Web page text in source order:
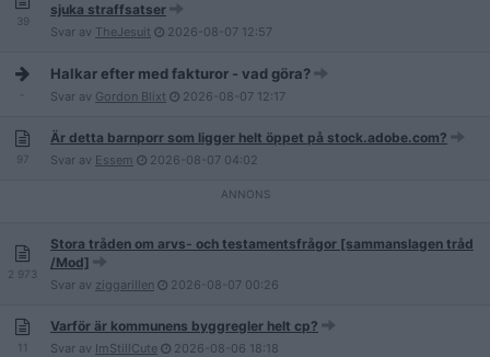
39
sjuka straffsatser
Svar av TheJesuit 2026-08-07 12:57
Halkar efter med fakturor - vad göra?
Svar av Gordon Blixt 2026-08-07 12:17
97
Är detta barnporr som ligger helt öppet på stock.adobe.com?
Svar av Essem 2026-08-07 04:02
2 973
Stora tråden om arvs- och testamentsfrågor [sammanslagen tråd
/Mod]
Svar av ziggarillen 2026-08-07 00:26
11
Varför är kommunens byggregler helt cp?
Svar av ImStillCute 2026-08-06 18:18